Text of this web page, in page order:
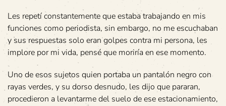
Les repetí constantemente que estaba trabajando en mis
funciones como periodista, sin embargo, no me escuchaban
y sus respuestas solo eran golpes contra mi persona, les
implore por mi vida, pensé que moriría en ese momento.
Uno de esos sujetos quien portaba un pantalón negro con
rayas verdes, y su dorso desnudo, les dijo que pararan,
procedieron a levantarme del suelo de ese estacionamiento,